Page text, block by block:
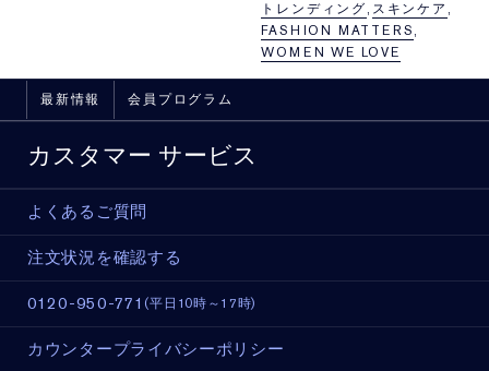
児」をつなぐキーワード
とは
トレンディング スキンケア
FASHION MATTERS
WOMEN WE LOVE
最新情報 会員プログラム
カスタマー サービス
よくあるご質問
注文状況を確認する
0120-950-771 (平日10時～17時)
カウンタープライバシーポリシー